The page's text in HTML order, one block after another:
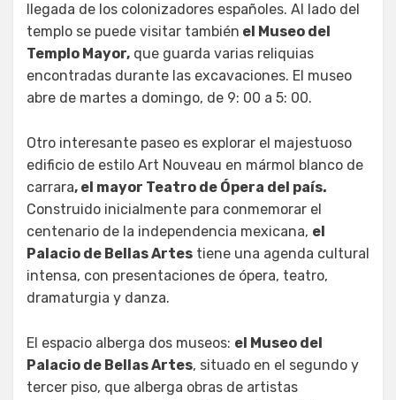
llegada de los colonizadores españoles. Al lado del
templo se puede visitar también el Museo del
Templo Mayor, que guarda varias reliquias
encontradas durante las excavaciones. El museo
abre de martes a domingo, de 9: 00 a 5: 00.
Otro interesante paseo es explorar el majestuoso
edificio de estilo Art Nouveau en mármol blanco de
carrara, el mayor Teatro de Ópera del país.
Construido inicialmente para conmemorar el
centenario de la independencia mexicana, el
Palacio de Bellas Artes tiene una agenda cultural
intensa, con presentaciones de ópera, teatro,
dramaturgia y danza.
El espacio alberga dos museos: el Museo del
Palacio de Bellas Artes, situado en el segundo y
tercer piso, que alberga obras de artistas